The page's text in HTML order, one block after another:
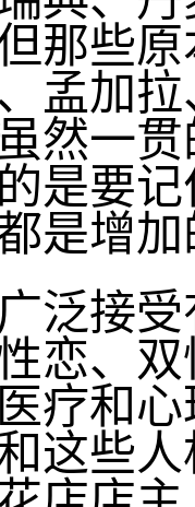
那些
、孟加
然一
是要
是增
泛接
恋、
疗和
这些